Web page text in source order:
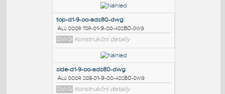
PODOBNÉ BLOKY
side-d1-13-oo-ads80-dwg
Alu door side-d1-13-oo-ads80-dwg
DWG Konstrukční detaily